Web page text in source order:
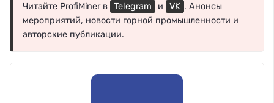
Читайте ProfiMiner в Telegram и VK . Анонсы
мероприятий, новости горной промышленности и
авторские публикации.